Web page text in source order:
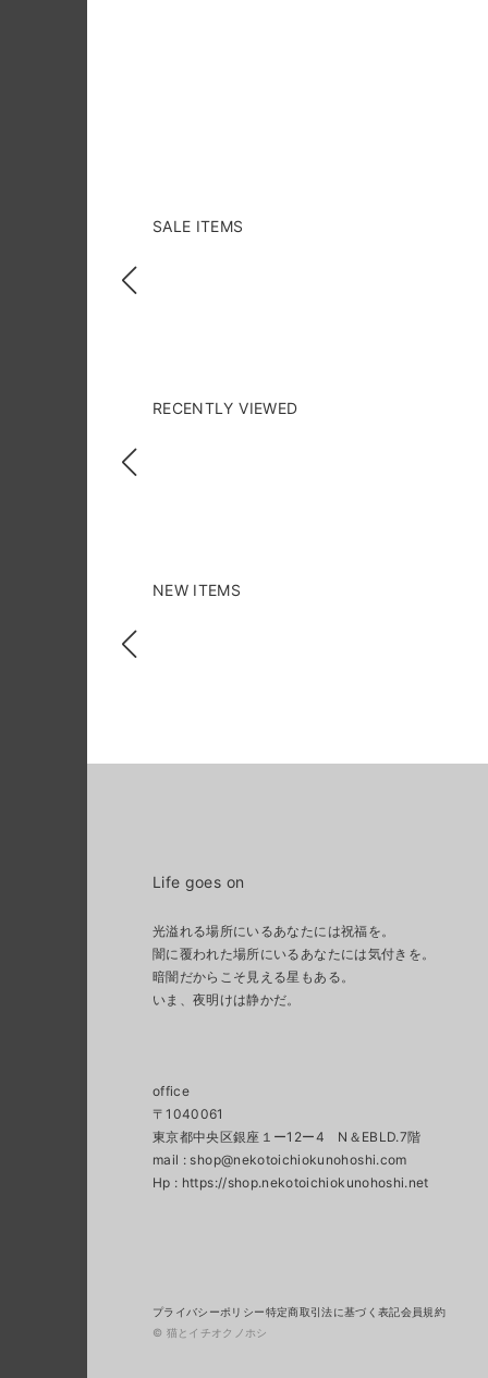
SALE ITEMS
RECENTLY VIEWED
NEW ITEMS
Life goes on
光溢れる場所にいるあなたには祝福を。
闇に覆われた場所にいるあなたには気付きを。
暗闇だからこそ見える星もある。
いま、夜明けは静かだ。
office
〒1040061
東京都中央区銀座１ー12ー4 N＆EBLD.7階
mail : shop@nekotoichiokunohoshi.com
プライバシーポリシー特定商取引法に基づく表記会員規約
© 猫とイチオクノホシ